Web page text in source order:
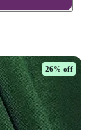
26% off